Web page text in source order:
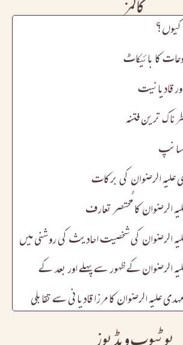
کیوں؟
کا بائیکاٹ
قادیانیت
ترین فتنہ
الرضوان کی برکات
الرضوان کا مُختصر تعارف
الرضوان کی شخصیت احادیث کی روشنی میں